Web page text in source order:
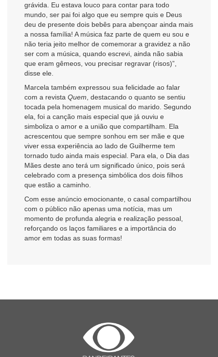
grávida. Eu estava louco para contar para todo
mundo, ser pai foi algo que eu sempre quis e Deus
deu de presente dois bebês para abençoar ainda mais
a nossa família! A música faz parte de quem eu sou e
não teria jeito melhor de comemorar a gravidez a não
ser com a música, quando escrevi, ainda não sabia
que eram gêmeos, vou precisar regravar (risos)”,
disse ele.
Marcela também expressou sua felicidade ao falar
com a revista Quem , destacando o quanto se sentiu
tocada pela homenagem musical do marido. Segundo
ela, foi a canção mais especial que já ouviu e
simboliza o amor e a união que compartilham. Ela
acrescentou que sempre sonhou em ser mãe e que
viver essa experiência ao lado de Guilherme tem
tornado tudo ainda mais especial. Para ela, o Dia das
Mães deste ano terá um significado único, pois será
celebrado com a presença simbólica dos dois filhos
que estão a caminho.
Com esse anúncio emocionante, o casal compartilhou
com o público não apenas uma notícia, mas um
momento de profunda alegria e realização pessoal,
reforçando os laços familiares e a importância do
amor em todas as suas formas!